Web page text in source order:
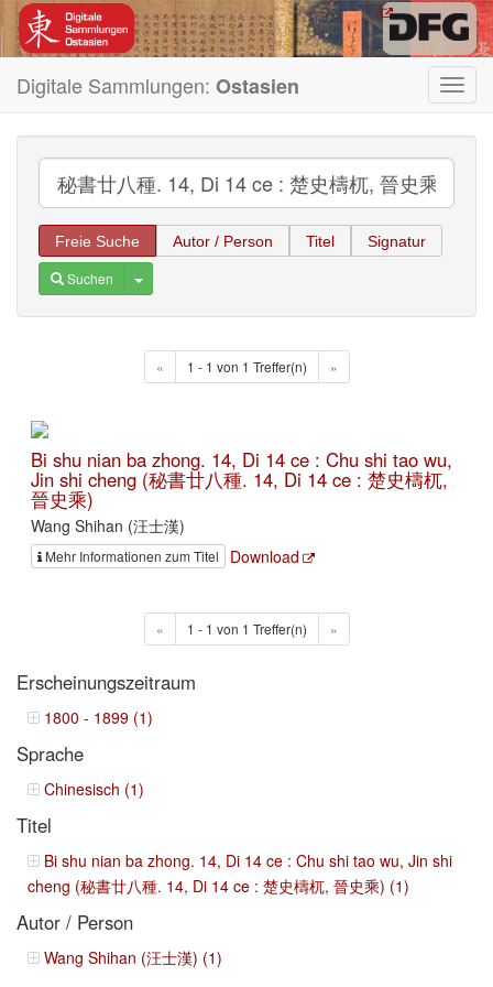
Digitale Sammlungen: Ostasien
Freie Suche Autor / Person Titel Signatur
Suchen Toggle Dropdown
« 1 - 1 von 1 Treffer(n) »
Bi shu nian ba zhong. 14, Di 14 ce : Chu shi tao wu,
Jin shi cheng (秘書廿八種. 14, Di 14 ce : 楚史檮杌,
晉史乘)
Wang Shihan (汪士漢)
Mehr Informationen zum Titel Download
« 1 - 1 von 1 Treffer(n) »
Erscheinungszeitraum
1800 - 1899 (1)
Sprache
Chinesisch (1)
Titel
Bi shu nian ba zhong. 14, Di 14 ce : Chu shi tao wu, Jin shi
cheng (秘書廿八種. 14, Di 14 ce : 楚史檮杌, 晉史乘) (1)
Autor / Person
Wang Shihan (汪士漢) (1)